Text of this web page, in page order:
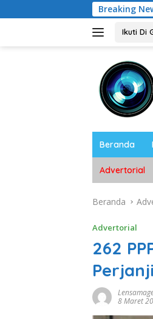
ke
Breaking
Caping: Tingkatkan SDM
Ikuti Di
Beranda
Advertorial
Beranda
Advertorial
262
8 Maret